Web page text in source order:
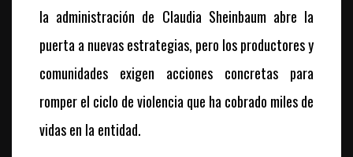
la administración de Claudia Sheinbaum abre la
puerta a nuevas estrategias, pero los productores y
comunidades exigen acciones concretas para
romper el ciclo de violencia que ha cobrado miles de
vidas en la entidad.